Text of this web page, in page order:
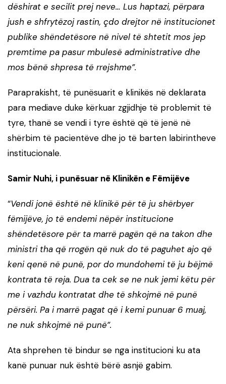
dëshirat e secilit prej neve… Lus haptazi, përpara
jush e shfrytëzoj rastin, çdo drejtor në institucionet
publike shëndetësore në nivel të shtetit mos jep
premtime pa pasur mbulesë administrative dhe
mos bënë shpresa të rrejshme”.
Paraprakisht, të punësuarit e klinikës në deklarata
para mediave duke kërkuar zgjidhje të problemit të
tyre, thanë se vendi i tyre është që të jenë në
shërbim të pacientëve dhe jo të barten labirintheve
institucionale.
Samir Nuhi, i punësuar në Klinikën e Fëmijëve
“Vendi jonë është në klinikë për të ju shërbyer
fëmijëve, jo të endemi nëpër institucione
shëndetësore për ta marrë pagën që na takon dhe
ministri tha që rrogën që nuk do të paguhet ajo që
keni qenë në punë, por do mundohemi të ju bëjmë
kontrata të reja. Dua ta cek se ne nuk jemi këtu për
me i vazhdu kontratat dhe të shkojmë në punë
përsëri. Pa i marrë pagat që i kemi punuar 6 muaj,
ne nuk shkojmë në punë”.
Ata shprehen të bindur se nga institucioni ku ata
kanë punuar nuk është bërë asnjë gabim.